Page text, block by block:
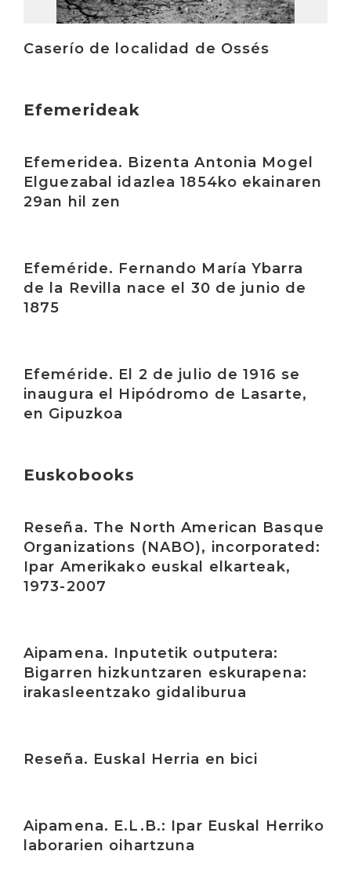
Caserío de localidad de Ossés
Efemerideak
Efemeridea. Bizenta Antonia Mogel
Elguezabal idazlea 1854ko ekainaren
29an hil zen
Efeméride. Fernando María Ybarra
de la Revilla nace el 30 de junio de
1875
Efeméride. El 2 de julio de 1916 se
inaugura el Hipódromo de Lasarte,
en Gipuzkoa
Euskobooks
Reseña. The North American Basque
Organizations (NABO), incorporated:
Ipar Amerikako euskal elkarteak,
1973-2007
Aipamena. Inputetik outputera:
Bigarren hizkuntzaren eskurapena:
irakasleentzako gidaliburua
Reseña. Euskal Herria en bici
Aipamena. E.L.B.: Ipar Euskal Herriko
laborarien oihartzuna